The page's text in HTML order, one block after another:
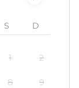
1 2
8 9